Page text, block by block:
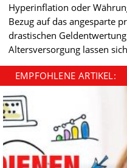
Hyperinflation oder
Bezug auf das angesparte
drastischen
Altersversorgung lassen
EMPFOHLENE ARTIKEL: